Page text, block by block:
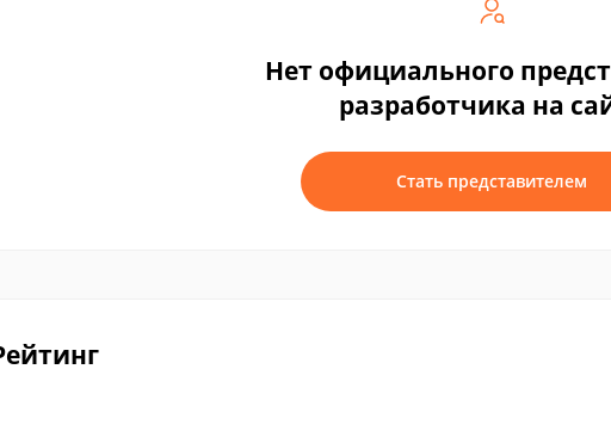
Нет официального
разработчика на
Стать представителем